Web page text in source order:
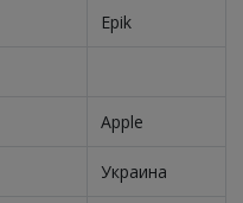
Epik
Apple
Украина